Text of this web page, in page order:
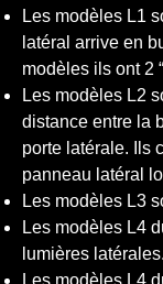
Les modèles L1
latéral arrive en
modèles ils ont 2
Les modèles L2
distance entre la
porte latérale. Ils
panneau latéral
Les modèles L3
Les modèles L4
lumières latérales.
Les modèles L4